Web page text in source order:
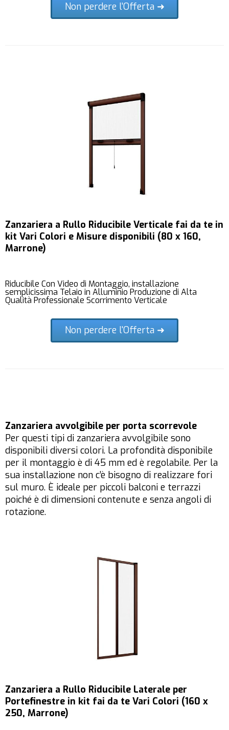
Non perdere l'Offerta ➜
Zanzariera a Rullo Riducibile Verticale fai da te in
kit Vari Colori e Misure disponibili (80 x 160,
Marrone)
Riducibile Con Video di Montaggio, installazione
semplicissima Telaio in Alluminio Produzione di Alta
Qualità Professionale Scorrimento Verticale
Non perdere l'Offerta ➜
Zanzariera avvolgibile per porta scorrevole
Per questi tipi di zanzariera avvolgibile sono
disponibili diversi colori. La profondità disponibile
per il montaggio è di 45 mm ed è regolabile. Per la
sua installazione non c’è bisogno di realizzare fori
sul muro. È ideale per piccoli balconi e terrazzi
poiché è di dimensioni contenute e senza angoli di
rotazione.
Zanzariera a Rullo Riducibile Laterale per
Portefinestre in kit fai da te Vari Colori (160 x
250, Marrone)